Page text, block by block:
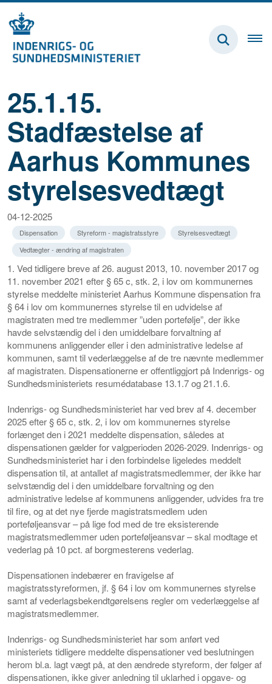
25.1.15.
Stadfæstelse af
Aarhus Kommunes
styrelsesvedtægt
04-12-2025
Dispensation Styreform - magistratsstyre
Styrelsesvedtægt
Vedtægter - ændring af magistraten
1. Ved tidligere breve af 26. august 2013, 10. november 2017 og
11. november 2021 efter § 65 c, stk. 2, i lov om kommunernes
styrelse meddelte ministeriet Aarhus Kommune dispensation fra
§ 64 i lov om kommunernes styrelse til en udvidelse af
magistraten med tre medlemmer ”uden portefølje”, der ikke
havde selvstændig del i den umiddelbare forvaltning af
kommunens anliggender eller i den administrative ledelse af
kommunen, samt til vederlæggelse af de tre nævnte medlemmer
af magistraten. Dispensationerne er offentliggjort på Indenrigs- og
Sundhedsministeriets resumédatabase 13.1.7 og 21.1.6.
Indenrigs- og Sundhedsministeriet har ved brev af 4. december
2025 efter § 65 c, stk. 2, i lov om kommunernes styrelse
forlænget den i 2021 meddelte dispensation, således at
dispensationen gælder for valgperioden 2026-2029. Indenrigs- og
Sundhedsministeriet har i den forbindelse ligeledes meddelt
dispensation til, at antallet af magistratsmedlemmer, der ikke har
selvstændig del i den umiddelbare forvaltning og den
administrative ledelse af kommunens anliggender, udvides fra tre
til fire, og at det nye fjerde magistratsmedlem uden
porteføljeansvar – på lige fod med de tre eksisterende
magistratsmedlemmer uden porteføljeansvar – skal modtage et
vederlag på 10 pct. af borgmesterens vederlag.
Dispensationen indebærer en fravigelse af
magistratsstyreformen, jf. § 64 i lov om kommunernes styrelse
samt af vederlagsbekendtgørelsens regler om vederlæggelse af
magistratsmedlemmer.
Indenrigs- og Sundhedsministeriet har som anført ved
ministeriets tidligere meddelte dispensationer ved beslutningen
herom bl.a. lagt vægt på, at den ændrede styreform, der følger af
dispensationen, ikke giver anledning til uklarhed i opgave- og